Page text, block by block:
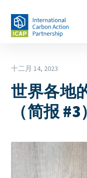
Date
十二月 14, 2023
世界各地
（简报 #3）